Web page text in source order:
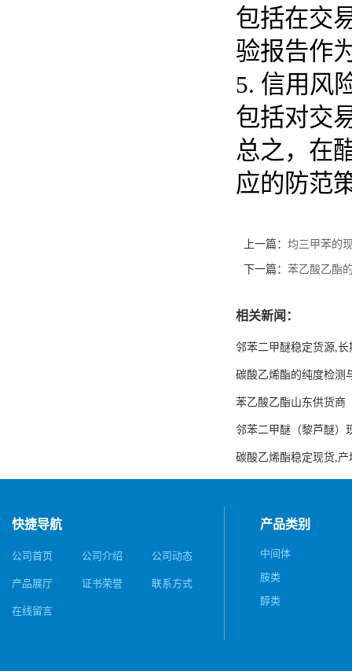
包括在交
验报告作
5. 信用风
包括对交
总之，在
应的防范
上一篇： 均三甲苯的
下一篇： 苯乙酸乙酯
相关新闻：
邻苯二甲醚稳定货源,长
碳酸乙烯酯的纯度检测
苯乙酸乙酯山东供货商
邻苯二甲醚（黎芦醚）
碳酸乙烯酯稳定现货,产
快捷导航
公司首页 公司介绍 公司动态
产品展厅 证书荣誉 联系方式
在线留言
产品类别
中间体
胺类
醇类